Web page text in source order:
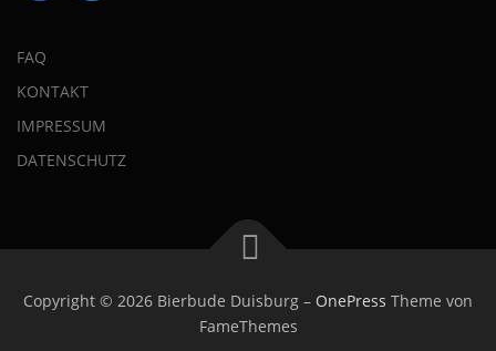
FAQ
KONTAKT
IMPRESSUM
DATENSCHUTZ
Copyright © 2026 Bierbude Duisburg – OnePress Theme von
FameThemes